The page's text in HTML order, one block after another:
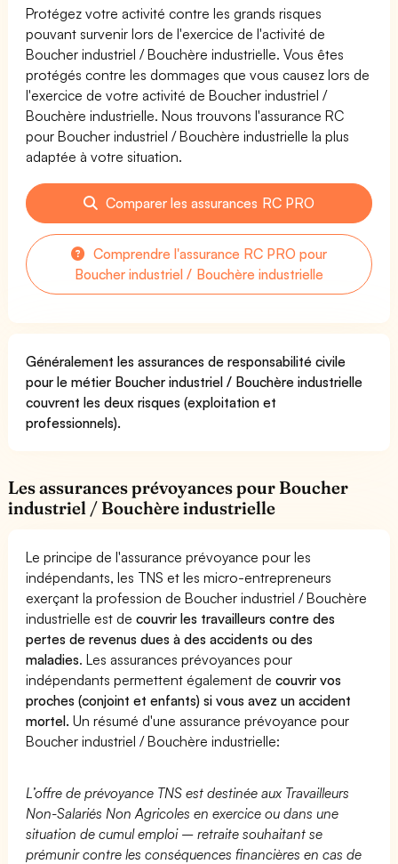
Protégez votre activité contre les grands risques
pouvant survenir lors de l'exercice de l'activité de
Boucher industriel / Bouchère industrielle. Vous êtes
protégés contre les dommages que vous causez lors de
l'exercice de votre activité de Boucher industriel /
Bouchère industrielle. Nous trouvons l'assurance RC
pour Boucher industriel / Bouchère industrielle la plus
adaptée à votre situation.
Comparer les assurances RC PRO
Comprendre l'assurance RC PRO pour
Boucher industriel / Bouchère industrielle
Généralement les assurances de responsabilité civile
pour le métier Boucher industriel / Bouchère industrielle
couvrent les deux risques (exploitation et
professionnels).
Les assurances prévoyances pour Boucher
industriel / Bouchère industrielle
Le principe de l'assurance prévoyance pour les
indépendants, les TNS et les micro-entrepreneurs
exerçant la profession de Boucher industriel / Bouchère
industrielle est decouvrir les travailleurs contre des
pertes de revenus dues à des accidents ou des
maladies. Les assurances prévoyances pour
indépendants permettent également decouvrir vos
proches (conjoint et enfants) si vous avez un accident
mortel. Un résumé d'une assurance prévoyance pour
Boucher industriel / Bouchère industrielle:
L’offre de prévoyance TNS est destinée aux Travailleurs
Non-Salariés Non Agricoles en exercice ou dans une
situation de cumul emploi – retraite souhaitant se
prémunir contre les conséquences financières en cas de